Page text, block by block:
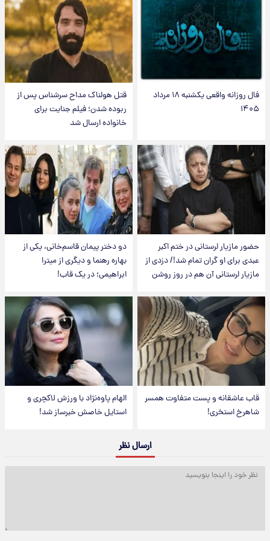
فال روزانه واقعی یکشنبه ۱۸ مرداد
۱۴۰۵
قتل هولناک مداح سرشناس پس از
ربوده شدن؛ فیلم جنایت برای
خانواده ارسال شد
حضور مازیار لرستانی در ختم اکبر
عبدی برای او گران تمام شد!/ دزدی از
مازیار لرستانی آن هم در روز روشن
دو دختر پیمان قاسم‌خانی، یکی از
بهاره رهنما و دیگری از میترا
ابراهیمی؛ در یک قاب!
قاب عاشقانه و پست متفاوت همسر
شاهرخ استخری!
الهام پاوه‌نژاد با ورزش لاکچری و
استایل خاصش خبرساز شد!
ارسال نظر